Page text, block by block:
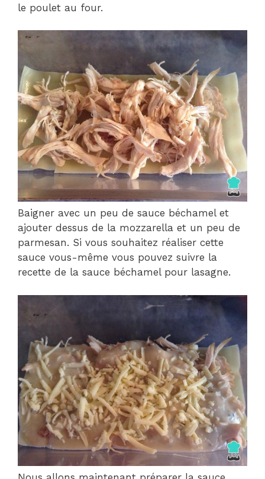
le poulet au four.
Baigner avec un peu de sauce béchamel et
ajouter dessus de la mozzarella et un peu de
parmesan. Si vous souhaitez réaliser cette
sauce vous-même vous pouvez suivre la
recette de la sauce béchamel pour lasagne.